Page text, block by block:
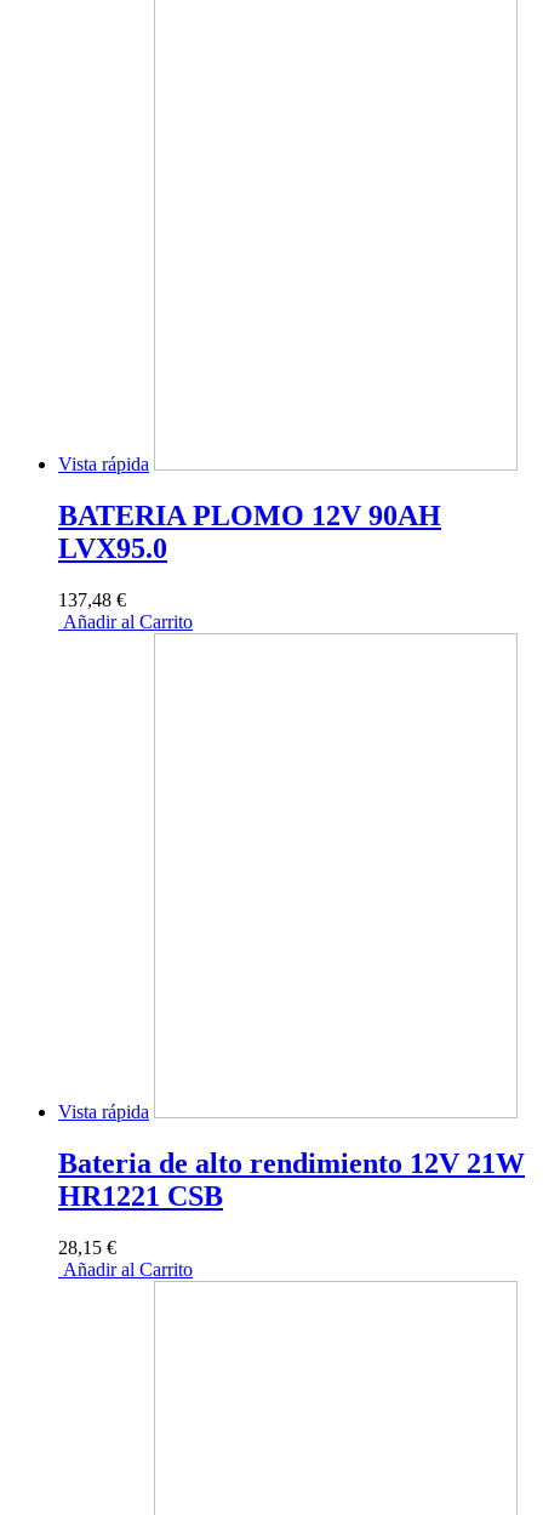
Vista rápida
BATERIA PLOMO 12V 90AH
LVX95.0
137,48 €
Añadir al Carrito
Vista rápida
Bateria de alto rendimiento 12V 21W
HR1221 CSB
28,15 €
Añadir al Carrito